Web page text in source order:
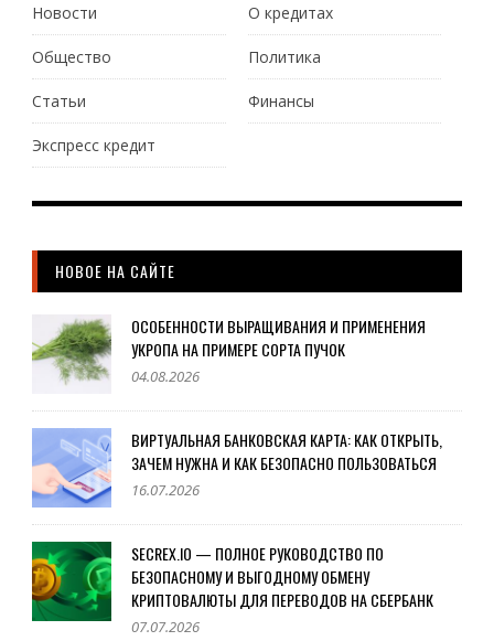
Новости О кредитах
Общество Политика
Статьи Финансы
Экспресс кредит
НОВОЕ НА САЙТЕ
ОСОБЕННОСТИ ВЫРАЩИВАНИЯ И ПРИМЕНЕНИЯ
УКРОПА НА ПРИМЕРЕ СОРТА ПУЧОК
04.08.2026
ВИРТУАЛЬНАЯ БАНКОВСКАЯ КАРТА: КАК ОТКРЫТЬ,
ЗАЧЕМ НУЖНА И КАК БЕЗОПАСНО ПОЛЬЗОВАТЬСЯ
16.07.2026
SECREX.IO — ПОЛНОЕ РУКОВОДСТВО ПО
БЕЗОПАСНОМУ И ВЫГОДНОМУ ОБМЕНУ
КРИПТОВАЛЮТЫ ДЛЯ ПЕРЕВОДОВ НА СБЕРБАНК
07.07.2026